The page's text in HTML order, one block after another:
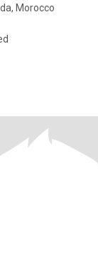
Morocco